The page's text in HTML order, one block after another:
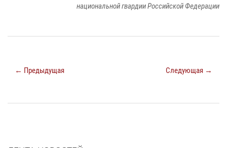
национальной гвардии Российской Федерации
← Предыдущая Следующая →